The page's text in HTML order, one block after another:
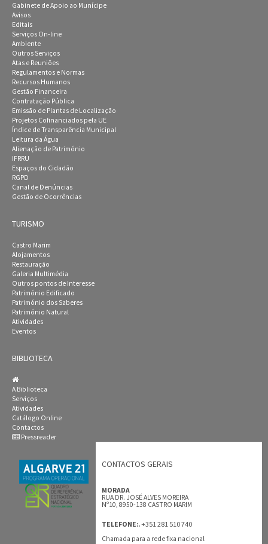
Gabinete de Apoio ao Munícipe
Avisos
Editais
Serviços On-line
Ambiente
Outros Serviços
Atas e Reuniões
Regulamentos e Normas
Recursos Humanos
Gestão Financeira
Contratação Pública
Emissão de Plantas de Localização
Projetos Cofinanciados pela UE
Índice de Transparência Municipal
Leitura da Água
Alienação de Património
IFRRU
Espaços do Cidadão
RGPD
Canal de Denúncias
Gestão de Ocorrências
TURISMO
Castro Marim
Alojamentos
Restauração
Galeria Multimédia
Outros pontos de Interesse
Património Edificado
Património dos Saberes
Património Natural
Atividades
Eventos
BIBLIOTECA
A Biblioteca
Serviços
Atividades
Catálogo Online
Contactos
Pressreader
CONTACTOS GERAIS
MORADA
RUA DR. JOSÉ ALVES MOREIRA
Nº10, 8950-138 CASTRO MARIM
TELEFONE:.+351 281 510 740
Chamada para a rede fixa nacional